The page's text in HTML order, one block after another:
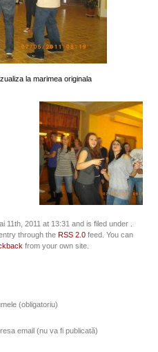
la marimea originala
2011 at 13:31 and is filed under .
through the RSS 2.0feed. You can
from your own site.
(obligatoriu)
email (nu va fi publicată)